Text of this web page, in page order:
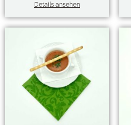
Details ansehen